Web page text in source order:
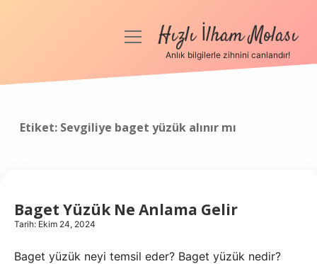
Anasayfa
menüyüHızlı İlham Molası
Anlık bilgilerle zihnini canlandır!
Etiket: Sevgiliye baget yüzük alınır mı
Baget Yüzük Ne Anlama Gelir
Tarih: Ekim 24, 2024
Baget yüzük neyi temsil eder? Baget yüzük nedir?